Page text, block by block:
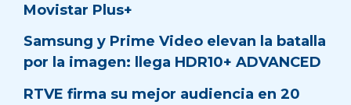
Movistar Plus+
Samsung y Prime Video elevan la batalla
por la imagen: llega HDR10+ ADVANCED
RTVE firma su mejor audiencia en 20